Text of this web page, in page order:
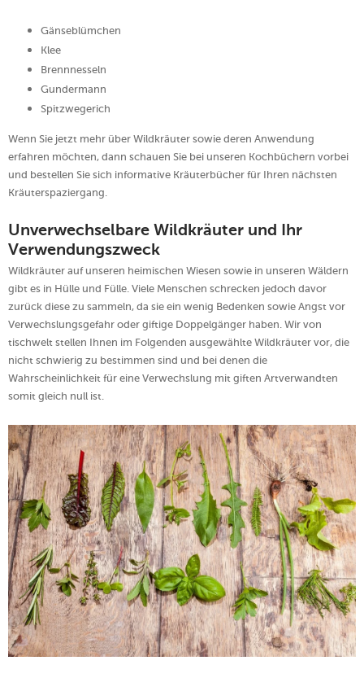
Gänseblümchen
Klee
Brennnesseln
Gundermann
Spitzwegerich
Wenn Sie jetzt mehr über Wildkräuter sowie deren Anwendung
erfahren möchten, dann schauen Sie bei unseren Kochbüchern vorbei
und bestellen Sie sich informative Kräuterbücher für Ihren nächsten
Kräuterspaziergang.
Unverwechselbare Wildkräuter und Ihr
Verwendungszweck
Wildkräuter auf unseren heimischen Wiesen sowie in unseren Wäldern
gibt es in Hülle und Fülle. Viele Menschen schrecken jedoch davor
zurück diese zu sammeln, da sie ein wenig Bedenken sowie Angst vor
Verwechslungsgefahr oder giftige Doppelgänger haben. Wir von
tischwelt stellen Ihnen im Folgenden ausgewählte Wildkräuter vor, die
nicht schwierig zu bestimmen sind und bei denen die
Wahrscheinlichkeit für eine Verwechslung mit giften Artverwandten
somit gleich null ist.